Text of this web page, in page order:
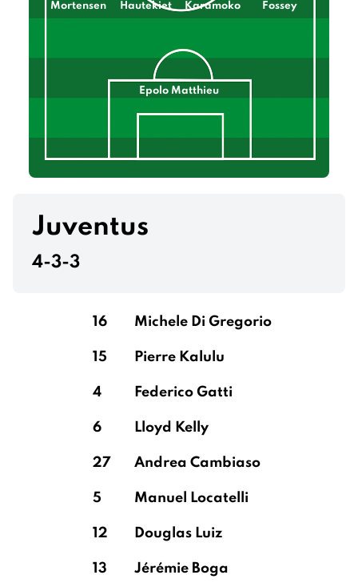
Mortensen Hautekiet Karamoko Fossey
Epolo Matthieu
Juventus
4-3-3
16 Michele Di Gregorio
15 Pierre Kalulu
4 Federico Gatti
6 Lloyd Kelly
27 Andrea Cambiaso
5 Manuel Locatelli
12 Douglas Luiz
13 Jérémie Boga